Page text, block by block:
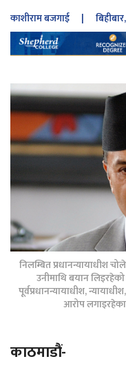
काशीराम बजगाई | बिहीबार,
निलम्बित प्रधानन्यायाधीश
उनीमाथि बयान लिइरहेको
पूर्वप्रधानन्यायाधीश,
आरोप
काठमाडौं-